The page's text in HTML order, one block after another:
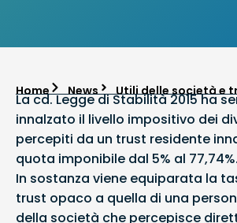
Home News Utili delle società e
La cd. Legge di Stabilità 2015 ha
innalzato il livello impositivo dei
percepiti da un trust residente
quota imponibile dal 5% al 77,74%.
In sostanza viene equiparata la
trust opaco a quella di una
della società che percepisce